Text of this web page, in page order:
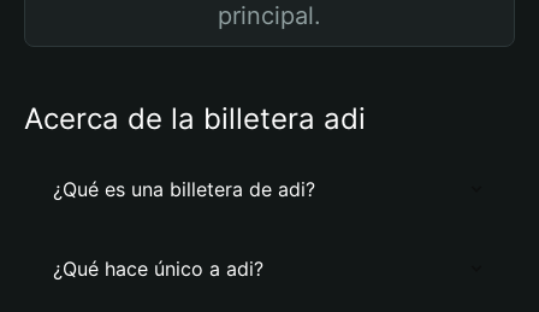
principal.
Acerca de la billetera adi
¿Qué es una billetera de adi?
¿Qué hace único a adi?